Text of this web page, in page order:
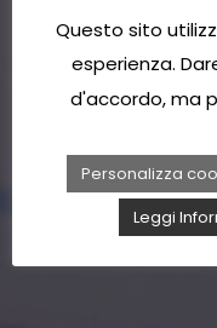
Questo sito
esperienza.
d'accordo, ma
Personalizza
Leggi